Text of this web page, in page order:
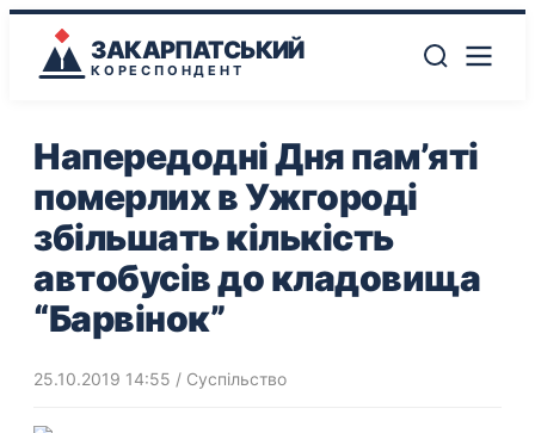
ЗАКАРПАТСЬКИЙ
КОРЕСПОНДЕНТ
Напередодні Дня пам’яті
померлих в Ужгороді
збільшать кількість
автобусів до кладовища
“Барвінок”
25.10.2019 14:55 / Суспільство